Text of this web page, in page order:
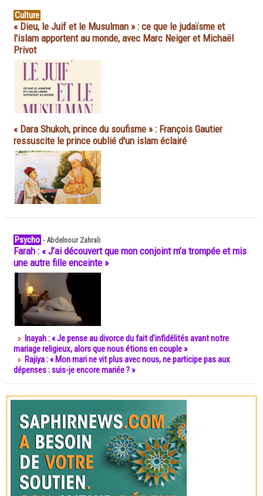
Culture
« Dieu, le Juif et le Musulman » : ce que le judaïsme et
l'islam apportent au monde, avec Marc Neiger et Michaël
Privot
« Dara Shukoh, prince du soufisme » : François Gautier
ressuscite le prince oublié d'un islam éclairé
Psycho -Abdelnour Zahrali
Farah : « J’ai découvert que mon conjoint m’a trompée et mis
une autre fille enceinte »
Inayah : « Je pense au divorce du fait d’infidélités avant notre
mariage religieux, alors que nous étions en couple »
Rajiya : « Mon mari ne vit plus avec nous, ne participe pas aux
dépenses : suis-je encore mariée ? »